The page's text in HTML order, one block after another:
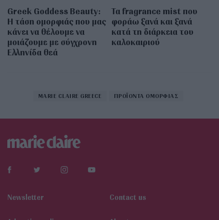
Greek Goddess Beauty:
Η τάση ομορφιάς που μας
κάνει να θέλουμε να
μοιάζουμε με σύγχρονη
Ελληνίδα θεά
Τα fragrance mist που
φοράω ξανά και ξανά
κατά τη διάρκεια του
καλοκαιριού
MARIE CLAIRE GREECE ΠΡΟΪΟΝΤΑ ΟΜΟΡΦΙΑΣ
Newsletter Contact us